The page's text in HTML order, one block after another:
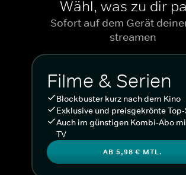
Wähl, was zu dir
Sofort auf dem Gerät
streamen
Filme & Serien
Blockbuster kurz nach dem Kino
Exklusive und preisgekrönte
Auch im günstigen Kombi-Abo
TV
AB 5,98 € MTL.